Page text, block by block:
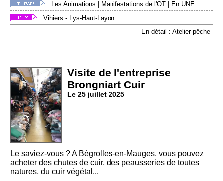
Les Animations Manifestations de l'OT
En UNE
Vihiers - Lys-Haut-Layon
En détail : Atelier pêche
Visite de l'entreprise
Brongniart Cuir
Le 25 juillet 2025
Le saviez-vous ? A Bégrolles-en-Mauges, vous pouvez
acheter des chutes de cuir, des peausseries de toutes
natures, du cuir végétal...